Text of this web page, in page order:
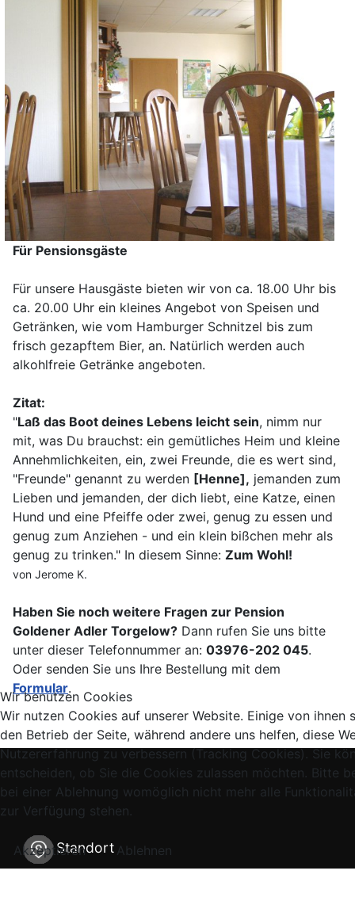
Für Pensionsgäste
Für unsere Hausgäste bieten wir von ca. 18.00 Uhr bis
ca. 20.00 Uhr ein kleines Angebot von Speisen und
Getränken, wie vom Hamburger Schnitzel bis zum
frisch gezapftem Bier, an. Natürlich werden auch
alkohlfreie Getränke angeboten.
Zitat:
"Laß das Boot deines Lebens leicht sein, nimm nur
mit, was Du brauchst: ein gemütliches Heim und kleine
Annehmlichkeiten, ein, zwei Freunde, die es wert sind,
"Freunde" genannt zu werden [Henne], jemanden zum
Lieben und jemanden, der dich liebt, eine Katze, einen
Hund und eine Pfeiffe oder zwei, genug zu essen und
genug zum Anziehen - und ein klein bißchen mehr als
genug zu trinken." In diesem Sinne: Zum Wohl!
von Jerome K.
Haben Sie noch weitere Fragen zur Pension
Goldener Adler Torgelow? Dann rufen Sie uns bitte
unter dieser Telefonnummer an: 03976-202 045.
Oder senden Sie uns Ihre Bestellung mit dem
Formular.
Standort
Wir benutzen Cookies
Wir nutzen Cookies auf unserer Website. Einige von ihnen
den Betrieb der Seite, während andere uns helfen, diese
Nutzererfahrung zu verbessern (Tracking Cookies). Sie
entscheiden, ob Sie die Cookies zulassen möchten. Bitte
bei einer Ablehnung womöglich nicht mehr alle
zur Verfügung stehen.
Akzeptieren Ablehnen